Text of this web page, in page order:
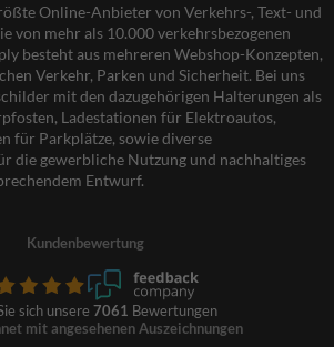
Online-Anbieter von Verkehrs-, Text- und
von mehr als 10.000 verkehrsbezogenen
besteht aus mehreren Webshop-Konzepten,
Verkehr, Parken und Sicherheit. Bei uns
mit den dazugehörigen Halterungen als
Ladestationen für Elektroautos,
für Parkplätze, sowie diverse
die gewerbliche Nutzung und nachhaltiges
Entwurf.
Kundenbewertung
sich unsere 7061 Bewertungen
mit angesehenen Auszeichnungen